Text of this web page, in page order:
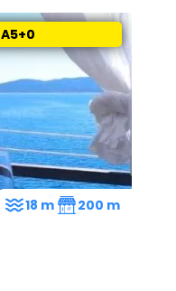
A5+0
18 m 200 m